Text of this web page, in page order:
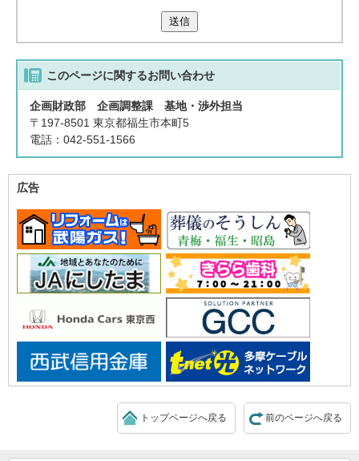
送信
このページに関するお問い合わせ
企画財政部 企画調整課 基地・渉外担当
〒197-8501 東京都福生市本町5
電話：042-551-1566
広告
前のページへ戻る
トップページへ戻る